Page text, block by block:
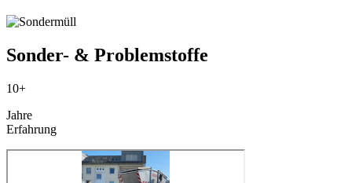
Sonder- & Problemstoffe
10+
Jahre
Erfahrung